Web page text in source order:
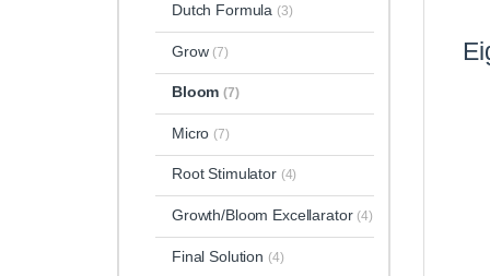
Dutch Formula (3)
Grow (7)
Bloom(7)
Micro (7)
Root Stimulator (4)
Growth/Bloom Excellarator (4)
Final Solution (4)